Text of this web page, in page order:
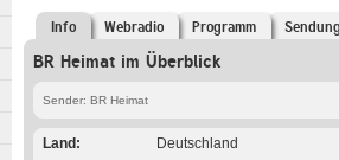
Info Webradio Programm
BR Heimat im Überblick
Sender: BR Heimat
Land
Deutschland